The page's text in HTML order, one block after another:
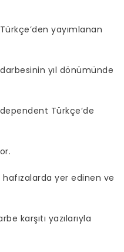
yayımlanan
yıl dönümünde
Türkçe’de
yer edinen ve
karşıtı yazılarıyla